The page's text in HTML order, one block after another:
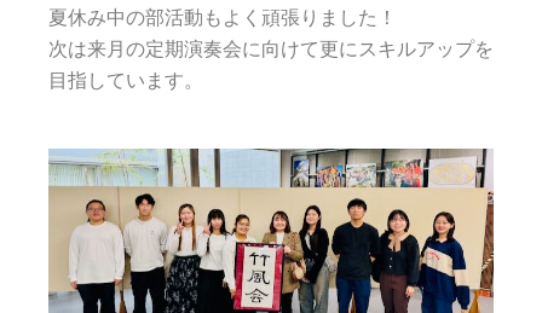
夏休み中の部活動もよく頑張りました！
次は来月の定期演奏会に向けて更にスキルアップを
目指しています。